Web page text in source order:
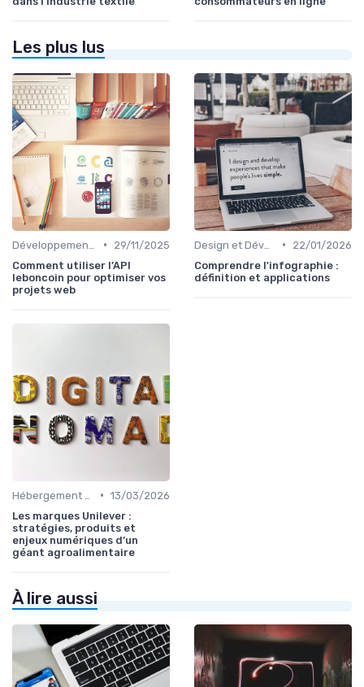
Les plus lus
•
29/11/2025
Comment utiliser l’API
leboncoin pour optimiser vos
projets web
•
22/01/2026
Comprendre l'infographie :
définition et applications
• 13/03/2026
Les marques Unilever :
stratégies, produits et
enjeux numériques d’un
géant agroalimentaire
À lire aussi